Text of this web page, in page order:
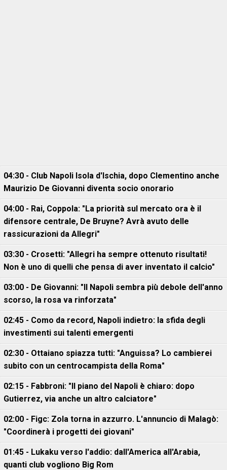
04:30 - Club Napoli Isola d'Ischia, dopo Clementino anche
Maurizio De Giovanni diventa socio onorario
04:00 - Rai, Coppola: "La priorità sul mercato ora è il
difensore centrale, De Bruyne? Avrà avuto delle
rassicurazioni da Allegri"
03:30 - Crosetti: "Allegri ha sempre ottenuto risultati!
Non è uno di quelli che pensa di aver inventato il calcio"
03:00 - De Giovanni: "Il Napoli sembra più debole dell'anno
scorso, la rosa va rinforzata"
02:45 - Como da record, Napoli indietro: la sfida degli
investimenti sui talenti emergenti
02:30 - Ottaiano spiazza tutti: "Anguissa? Lo cambierei
subito con un centrocampista della Roma"
02:15 - Fabbroni: "Il piano del Napoli è chiaro: dopo
Gutierrez, via anche un altro calciatore"
02:00 - Figc: Zola torna in azzurro. L'annuncio di Malagò:
"Coordinerà i progetti dei giovani"
01:45 - Lukaku verso l'addio: dall'America all'Arabia,
quanti club vogliono Big Rom